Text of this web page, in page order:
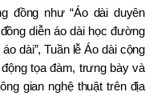
đồng như “Áo dài duyên
diễn áo dài học đường
dài”, Tuần lễ Áo dài cộng
tọa đàm, trưng bày và
gian nghệ thuật trên địa